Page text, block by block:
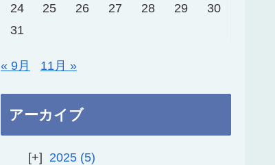
24
25 26 27 28 29
30
31
« 9月 11月 »
アーカイブ
2025 5